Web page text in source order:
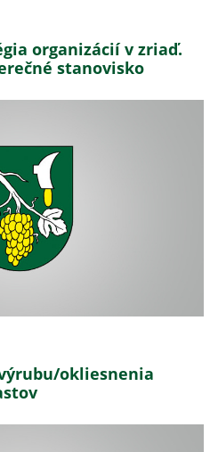
organizácií v zriaď.
stanovisko
okliesnenia